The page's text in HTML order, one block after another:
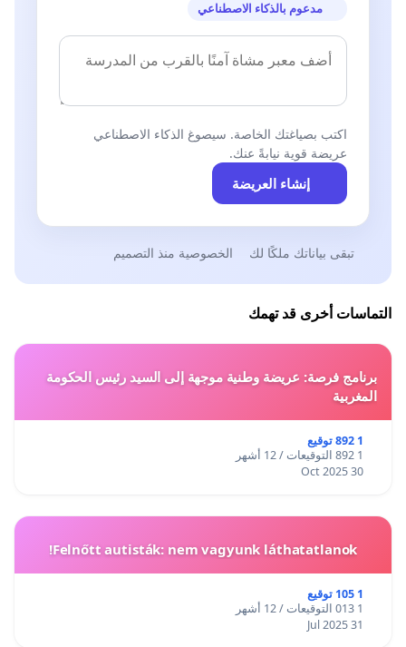
مدعوم بالذكاء الاصطناعي
اكتب بصياغتك الخاصة. سيصوغ الذكاء الاصطناعي
عريضة قوية نيابةً عنك.
إنشاء العريضة
تبقى بياناتك ملكًا لك الخصوصية منذ التصميم
التماسات أخرى قد تهمك
برنامج فرصة: عريضة وطنية موجهة إلى السيد رئيس الحكومة
المغربية
1 892 توقيع
1 892 التوقيعات / 12 أشهر
30 Oct 2025
Felnőtt autisták: nem vagyunk láthatatlanok!
1 105 توقيع
1 013 التوقيعات / 12 أشهر
31 Jul 2025